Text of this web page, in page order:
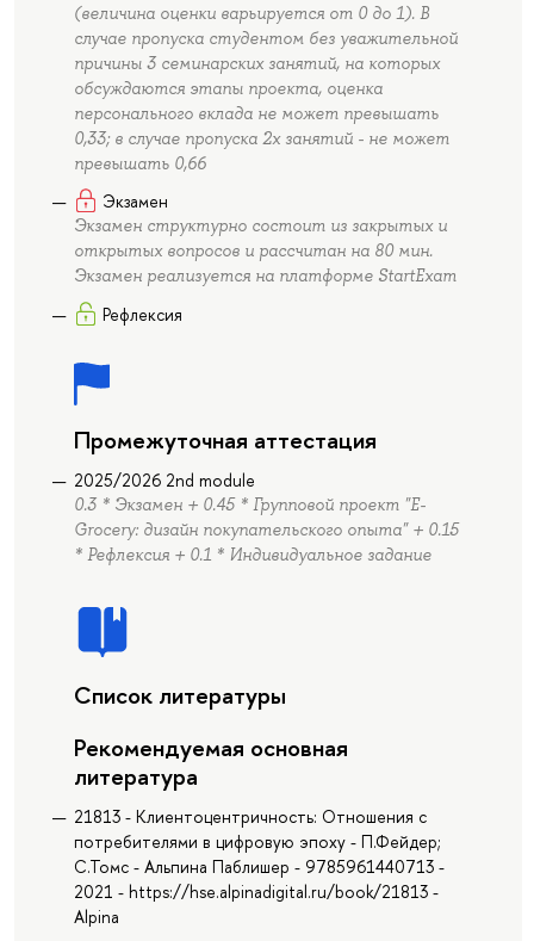
(величина оценки варьируется от 0 до 1). В
случае пропуска студентом без уважительной
причины 3 семинарских занятий, на которых
обсуждаются этапы проекта, оценка
персонального вклада не может превышать
0,33; в случае пропуска 2х занятий - не может
превышать 0,66
Экзамен
Экзамен структурно состоит из закрытых и
открытых вопросов и рассчитан на 80 мин.
Экзамен реализуется на платформе StartExam
Рефлексия
Промежуточная аттестация
2025/2026 2nd module
0.3 * Экзамен + 0.45 * Групповой проект "E-
Grocery: дизайн покупательского опыта" + 0.15
* Рефлексия + 0.1 * Индивидуальное задание
Список литературы
Рекомендуемая основная
литература
21813 - Клиентоцентричность: Отношения с
потребителями в цифровую эпоху - П.Фейдер;
С.Томс - Альпина Паблишер - 9785961440713 -
2021 - https://hse.alpinadigital.ru/book/21813 -
Alpina